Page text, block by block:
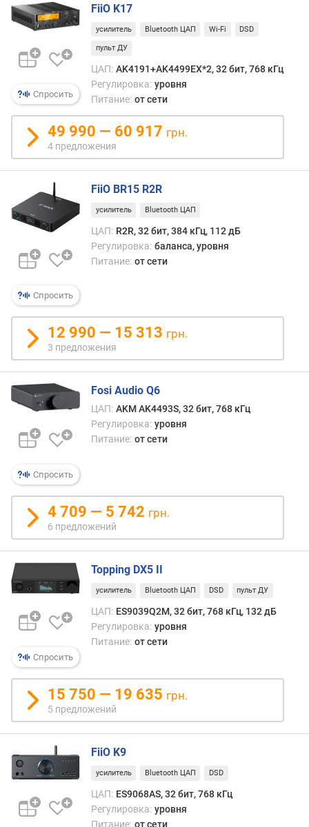
г
и
к
д
ш
е
ы
о
т
ы
в
м
о
т
е
д
о
б
в
л
е
н
и
я
о
о
л
ч
е
т
р
е
л
о
Спросить
FiiO K17
усилитель Bluetooth ЦАП Wi-Fi DSD
пульт ДУ
ЦАП: AK4191+AK4499EX*2, 32 бит, 768 кГц
Регулировка: уровня
Питание: от сети
49 990 — 60 917 грн.
4 предложения
Спросить
FiiO BR15 R2R
усилитель Bluetooth ЦАП
ЦАП: R2R, 32 бит, 384 кГц, 112 дБ
Регулировка: баланса, уровня
Питание: от сети
12 990 — 15 313 грн.
3 предложения
Спросить
Fosi Audio Q6
ЦАП: AKM AK4493S, 32 бит, 768 кГц
Регулировка: уровня
Питание: от сети
4 709 — 5 742 грн.
6 предложений
Спросить
Topping DX5 II
усилитель Bluetooth ЦАП DSD пульт ДУ
ЦАП: ES9039Q2M, 32 бит, 768 кГц, 132 дБ
Регулировка: уровня
Питание: от сети
15 750 — 19 635 грн.
5 предложений
FiiO K9
усилитель Bluetooth ЦАП DSD
ЦАП: ES9068AS, 32 бит, 768 кГц
Регулировка: уровня
Питание: от сети